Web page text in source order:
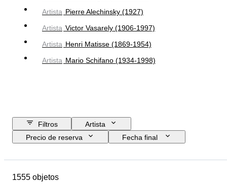
Artista Pierre Alechinsky (1927)
Artista Victor Vasarely (1906-1997)
Artista Henri Matisse (1869-1954)
Artista Mario Schifano (1934-1998)
Filtros
Artista
Precio de reserva
Fecha final
Ubicación
1555 objetos